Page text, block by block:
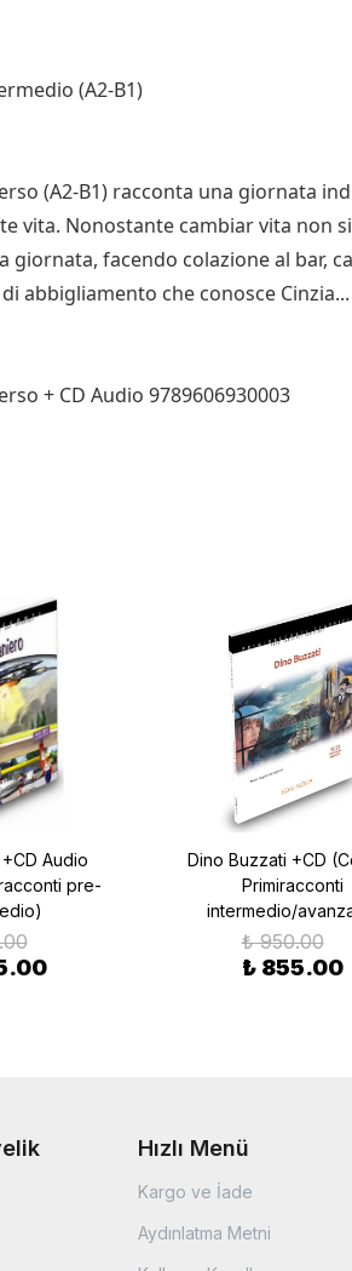
(A2-B1)
(A2-B1) racconta una giornata
vita. Nonostante cambiar vita non
giornata, facendo colazione al bar,
abbigliamento che conosce Cinzia...
+ CD Audio 9789606930003
Audio
pre-
Dino Buzzati +CD
Primiracconti
intermedio/
₺ 950.00
₺ 855.00
Hızlı Menü
Kargo ve İade
Aydınlatma Metni